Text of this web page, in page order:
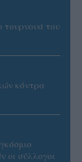
τουρνουά του
κόντρα
οι σύλλογοι